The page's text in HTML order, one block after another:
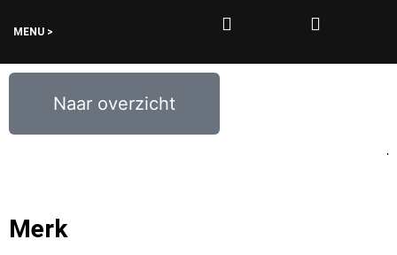
MENU >
Naar overzicht
0,00
Merk